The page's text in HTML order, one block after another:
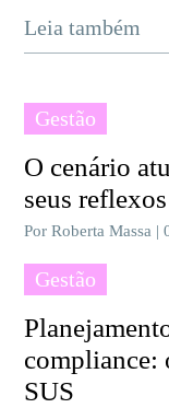
Leia também
Gestão
O cenário
seus
Por Roberta Massa |
Gestão
compliance:
SUS